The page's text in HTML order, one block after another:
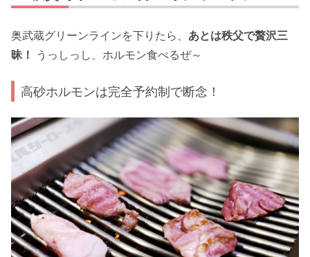
奥武蔵グリーンラインを下りたら、 あとは秩父で贅沢三
昧！
うっしっし、ホルモン食べるぜ～
高砂ホルモンは完全予約制で断念！